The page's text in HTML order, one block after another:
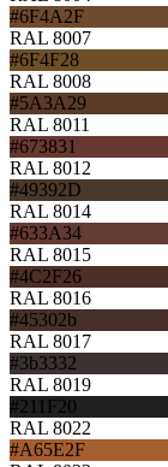
#6F4A2F
RAL 8007
#6F4F28
RAL 8008
#5A3A29
RAL 8011
#673831
RAL 8012
#49392D
RAL 8014
#633A34
RAL 8015
#4C2F26
RAL 8016
#45302b
RAL 8017
#3b3332
RAL 8019
#211F20
RAL 8022
#A65E2F